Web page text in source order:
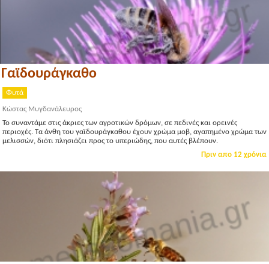
Γαϊδουράγκαθο
Φυτά
Κώστας Μυγδανάλευρος
Το συναντάμε στις άκριες των αγροτικών δρόμων, σε πεδινές και ορεινές
περιοχές. Τα άνθη του γαϊδουράγκαθου έχουν χρώμα μοβ, αγαπημένο χρώμα των
μελισσών, διότι πλησιάζει προς το υπεριώδης, που αυτές βλέπουν.
Πριν απο 12 χρόνια